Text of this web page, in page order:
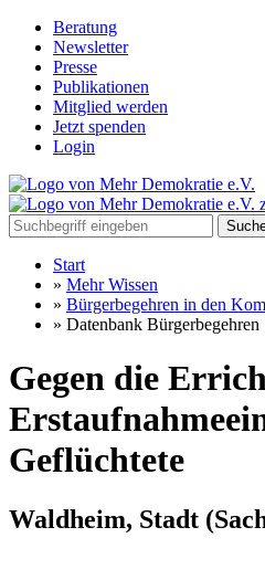
Beratung
Newsletter
Presse
Publikationen
Mitglied werden
Jetzt spenden
Login
Start
» Mehr Wissen
» Bürgerbegehren in den
» Datenbank Bürgerbegehren
Gegen die
Geflüchtete
Waldheim, Stadt